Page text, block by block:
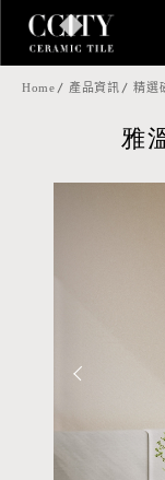
Home 產品資訊 精選
雅